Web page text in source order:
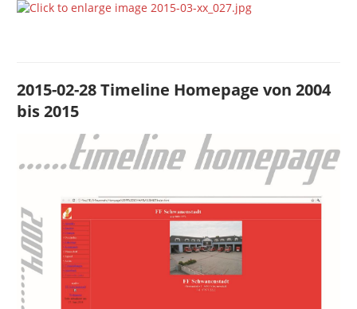
2015-02-28 Timeline Homepage von 2004
bis 2015